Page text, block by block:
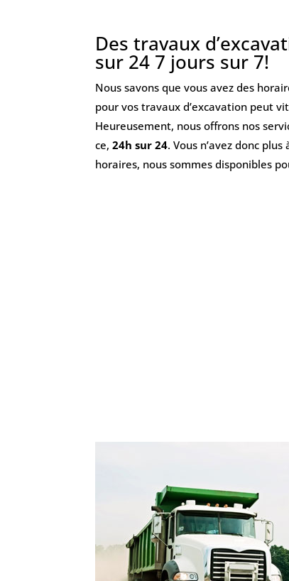
Des travaux
sur 24 7 jours sur 7!
Nous savons que vous avez des
pour vos travaux d’excavation peut
Heureusement, nous offrons nos
ce,24h sur 24. Vous n’avez donc
horaires, nous sommes disponibles